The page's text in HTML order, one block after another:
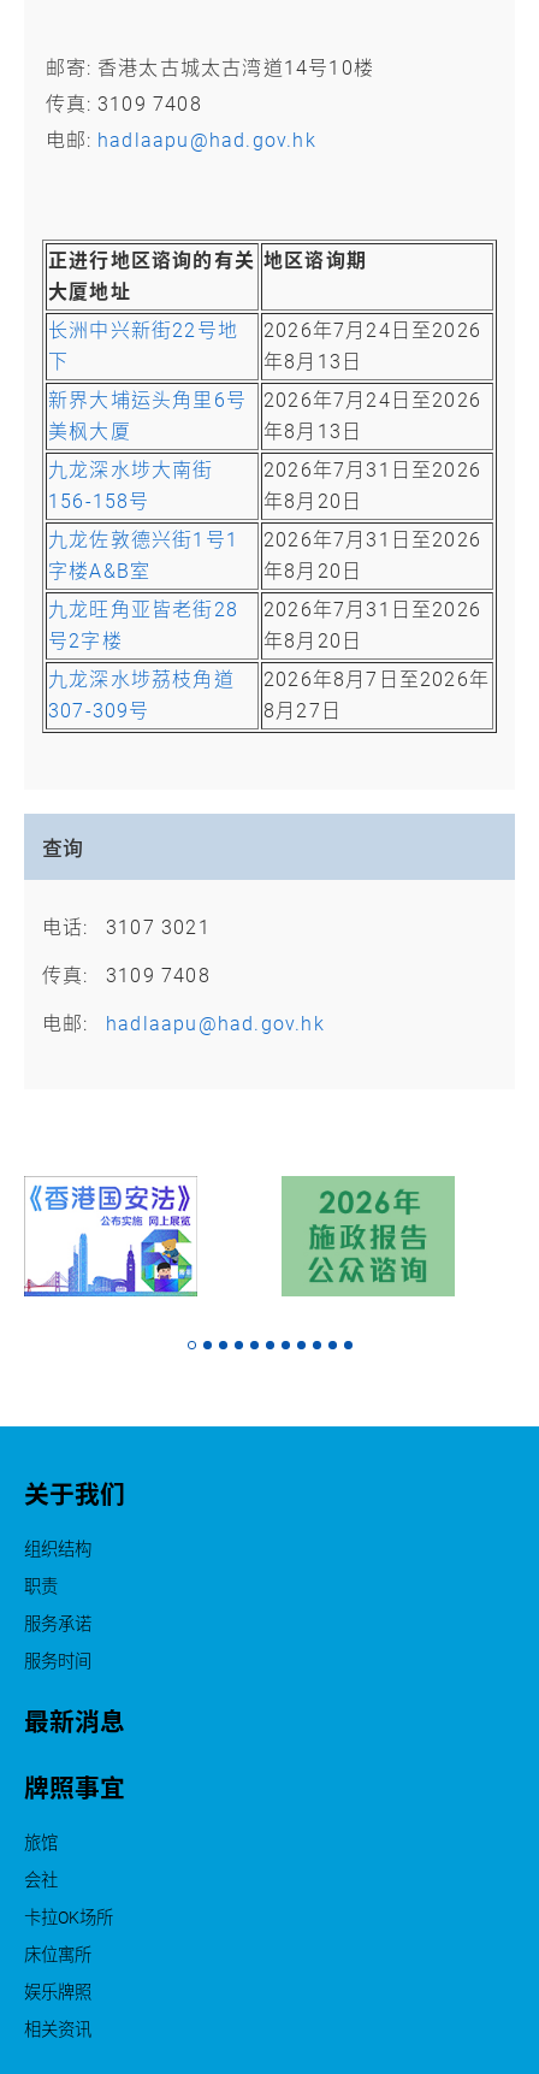
邮寄: 香港太古城太古湾道14号10楼
传真: 3109 7408
电邮: hadlaapu@had.gov.hk
正进行地区谘询的有关
大厦地址
地区谘询期
长洲中兴新街22号地
下
2026年7月24日至2026
年8月13日
新界大埔运头角里6号
美枫大厦
2026年7月24日至2026
年8月13日
九龙深水埗大南街
156-158号
2026年7月31日至2026
年8月20日
九龙佐敦德兴街1号1
字楼A&B室
2026年7月31日至2026
年8月20日
九龙旺角亚皆老街28
号2字楼
2026年7月31日至2026
年8月20日
九龙深水埗茘枝角道
307-309号
2026年8月7日至2026年
8月27日
查询
电话: 3107 3021
传真: 3109 7408
电邮: hadlaapu@had.gov.hk
关于我们
组织结构
职责
服务承诺
服务时间
最新消息
牌照事宜
旅馆
会社
卡拉OK场所
床位寓所
娱乐牌照
相关资讯